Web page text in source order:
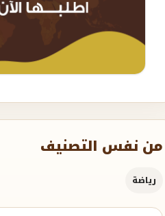
من نفس التصنيف
رياضة